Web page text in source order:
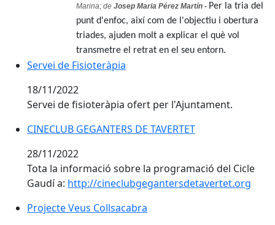
Marina; de Josep Maria Pérez Martín - Per la tria del
punt d'enfoc, així com de l'objectiu i obertura
triades, ajuden molt a explicar el què vol
transmetre el retrat en el seu entorn.
Servei de Fisioteràpia
Servei de Fisioteràpia
18/11/2022
Servei de fisioteràpia ofert per l'Ajuntament.
CINECLUB GEGANTERS DE TAVERTET
28/11/2022
Tota la informació sobre la programació del Cicle
Gaudí a: http://cineclubgegantersdetavertet.org
Projecte Veus Collsacabra
Projecte Veus Collsacabra